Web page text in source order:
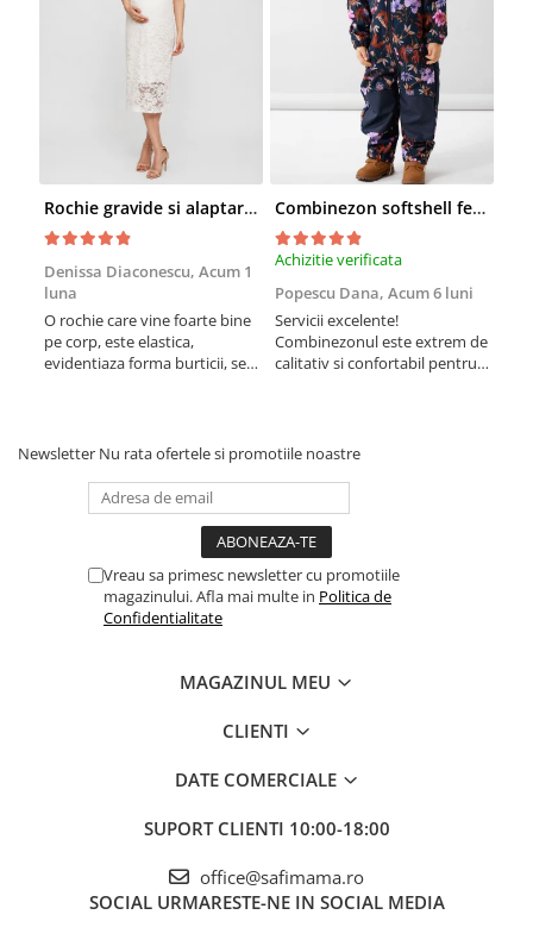
Rochie gravide si alaptare pentru cununia civila Mivana Crossover
Denissa Diaconescu, Acum 1
luna
O rochie care vine foarte bine
pe corp, este elastica,
evidentiaza forma burticii, se
Combinezon softshell fete - Name It Autumn Flower
Achizitie verificata
Popescu Dana, Acum 6 luni
Servicii excelente!
Combinezonul este extrem de
calitativ si confortabil pentru
ca nu este foarte voluminos,
Newsletter Nu rata ofertele si promotiile noastre
Vreau sa primesc newsletter cu promotiile
magazinului. Afla mai multe in Politica de
Confidentialitate
MAGAZINUL MEU
CLIENTI
DATE COMERCIALE
SUPORT CLIENTI 10:00-18:00
office@safimama.ro
SOCIAL URMARESTE-NE IN SOCIAL MEDIA